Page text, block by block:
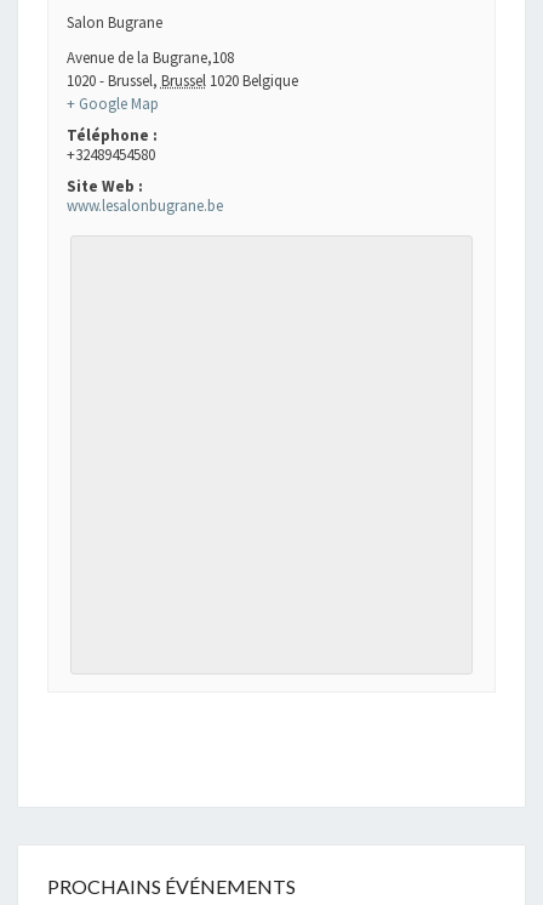
Salon Bugrane
Avenue de la Bugrane,108
1020 - Brussel, Brussel 1020Belgique
+ Google Map
Téléphone :
+32489454580
Site Web :
www.lesalonbugrane.be
PROCHAINS ÉVÉNEMENTS